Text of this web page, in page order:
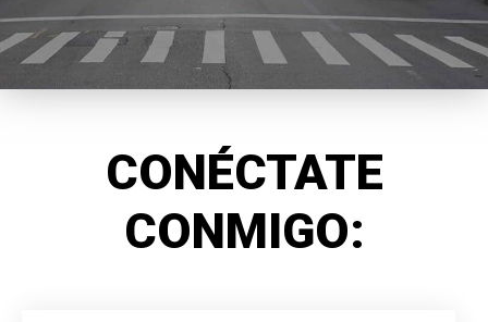
CONÉCTATE
CONMIGO: